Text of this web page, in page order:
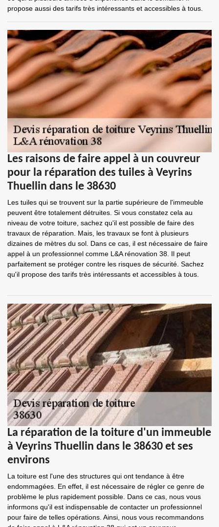
propose aussi des tarifs très intéressants et accessibles à tous.
Les raisons de faire appel à un couvreur
pour la réparation des tuiles à Veyrins
Thuellin dans le 38630
Les tuiles qui se trouvent sur la partie supérieure de l'immeuble
peuvent être totalement détruites. Si vous constatez cela au
niveau de votre toiture, sachez qu'il est possible de faire des
travaux de réparation. Mais, les travaux se font à plusieurs
dizaines de mètres du sol. Dans ce cas, il est nécessaire de faire
appel à un professionnel comme L&A rénovation 38. Il peut
parfaitement se protéger contre les risques de sécurité. Sachez
qu'il propose des tarifs très intéressants et accessibles à tous.
La réparation de la toiture d'un immeuble
à Veyrins Thuellin dans le 38630 et ses
environs
La toiture est l'une des structures qui ont tendance à être
endommagées. En effet, il est nécessaire de régler ce genre de
problème le plus rapidement possible. Dans ce cas, nous vous
informons qu'il est indispensable de contacter un professionnel
pour faire de telles opérations. Ainsi, nous vous recommandons